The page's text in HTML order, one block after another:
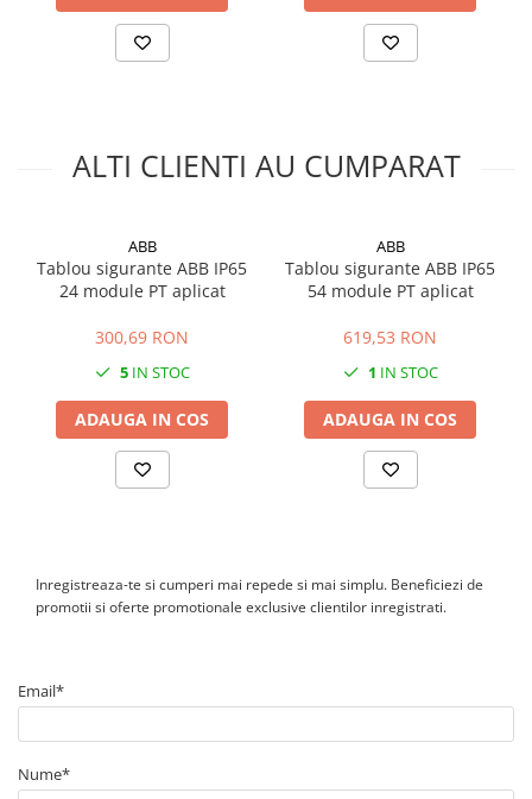
ALTI CLIENTI AU CUMPARAT
ABB
Tablou sigurante ABB IP65
24 module PT aplicat
300,69 RON
5IN STOC
ADAUGA IN COS
ABB
Tablou sigurante ABB IP65
54 module PT aplicat
619,53 RON
1 IN STOC
ADAUGA IN COS
Inregistreaza-te si cumperi mai repede si mai simplu. Beneficiezi de
promotii si oferte promotionale exclusive clientilor inregistrati.
Email*
Nume*